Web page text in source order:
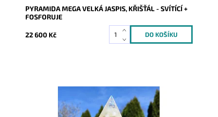
PYRAMIDA MEGA VELKÁ JASPIS, KŘIŠŤÁL - SVÍTÍCÍ +
FOSFORUJE
22 600 Kč
Dostupnost:
Skladem
6245